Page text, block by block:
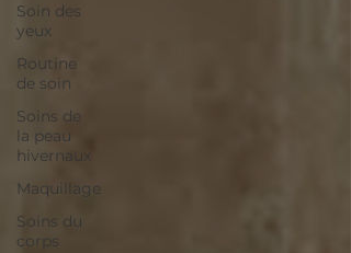
Soin des
yeux
Routine
de soin
Soins de
la peau
hivernaux
Maquillage
Soins du
corps